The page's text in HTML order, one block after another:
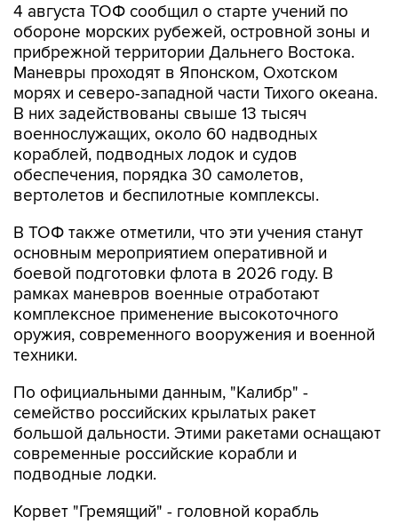
4 августа ТОФ сообщил о старте учений по
обороне морских рубежей, островной зоны и
прибрежной территории Дальнего Востока.
Маневры проходят в Японском, Охотском
морях и северо-западной части Тихого океана.
В них задействованы свыше 13 тысяч
военнослужащих, около 60 надводных
кораблей, подводных лодок и судов
обеспечения, порядка 30 самолетов,
вертолетов и беспилотные комплексы.
В ТОФ также отметили, что эти учения станут
основным мероприятием оперативной и
боевой подготовки флота в 2026 году. В
рамках маневров военные отработают
комплексное применение высокоточного
оружия, современного вооружения и военной
техники.
По официальными данным, "Калибр" -
семейство российских крылатых ракет
большой дальности. Этими ракетами оснащают
современные российские корабли и
подводные лодки.
Корвет "Гремящий" - головной корабль